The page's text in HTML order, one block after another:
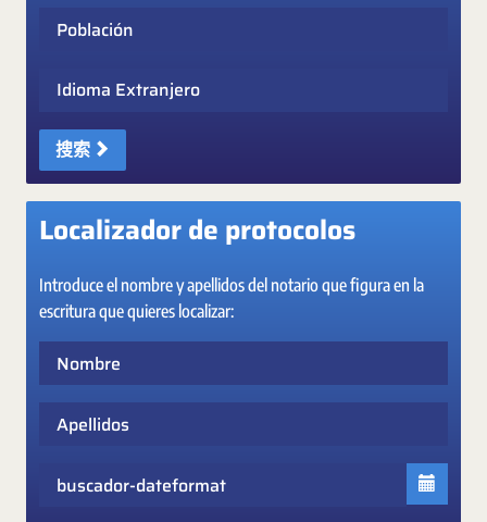
Idioma Extranjero
搜索
Localizador de protocolos
Introduce el nombre y apellidos del notario que figura en la
escritura que quieres localizar: